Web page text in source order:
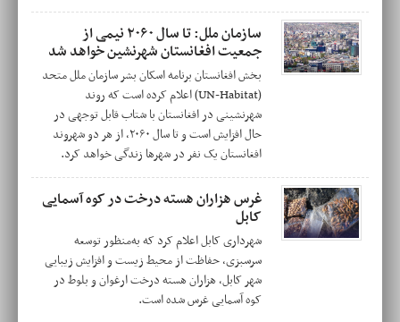
سازمان ملل: تا سال ۲۰۶۰ نیمی از
جمعیت افغانستان شهرنشین خواهد شد
بخش افغانستان برنامه اسکان بشر سازمان ملل متحد
(UN-Habitat) اعلام کرده است که روند
شهرنشینی در افغانستان با شتاب قابل توجهی در
حال افزایش است و تا سال ۲۰۶۰، از هر دو شهروند
افغانستان یک نفر در شهرها زندگی خواهد کرد.
غرس هزاران هسته درخت در کوه آسمایی
کابل
شهرداری کابل اعلام کرد که به‌منظور توسعه
سرسبزی، حفاظت از محیط‌ زیست و افزایش زیبایی
شهر کابل، هزاران هسته درخت ارغوان و بلوط در
کوه آسمایی غرس شده است.